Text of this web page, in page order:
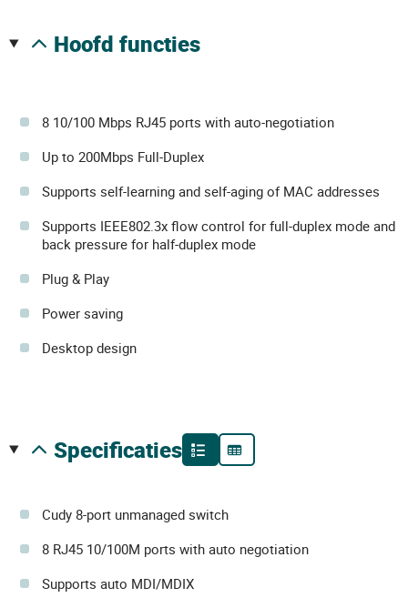
hoofd functies
8 10/100 Mbps RJ45 ports with auto-negotiation
Up to 200Mbps Full-Duplex
Supports self-learning and self-aging of MAC addresses
Supports IEEE802.3x flow control for full-duplex mode and
back pressure for half-duplex mode
Plug & Play
Power saving
Desktop design
specificaties
Cudy 8-port unmanaged switch
8 RJ45 10/100M ports with auto negotiation
Supports auto MDI/MDIX